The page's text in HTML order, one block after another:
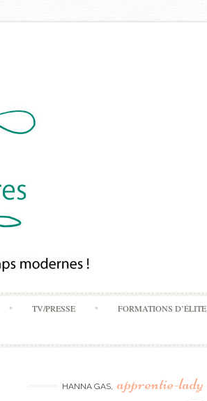
TV/PRESSE FORMATIONS D’ÉLITE
HANNA GAS, apprentie-lady